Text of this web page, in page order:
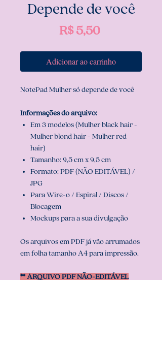
Depende de você
R$ 5,50Preço
Adicionar ao carrinho
NotePad Mulher só depende de você
Informações do arquivo:
Em 3 modelos (Mulher black hair -
Mulher blond hair - Mulher red
hair)
Tamanho: 9,5 cm x 9,5 cm
Formato: PDF (NÃO EDITÁVEL) /
JPG
Para Wire-o / Espiral / Discos /
Blocagem
Mockups para a sua divulgação
Os arquivos em PDF já vão arrumados
em folha tamanho A4 para impressão.
** ARQUIVO PDF NÃO-EDITÁVEL